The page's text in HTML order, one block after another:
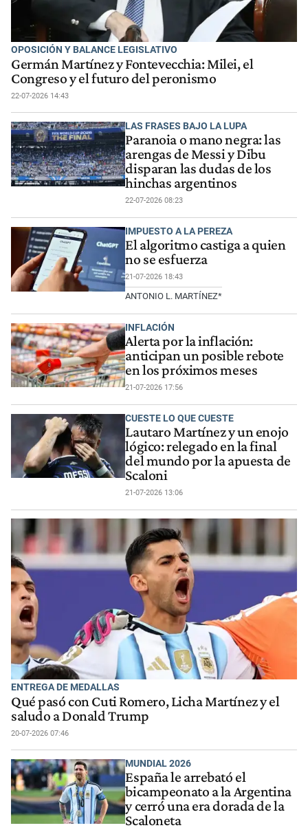
OPOSICIÓN Y BALANCE LEGISLATIVO
Germán Martínez y Fontevecchia: Milei, el
Congreso y el futuro del peronismo
22-07-2026 14:43
LAS FRASES BAJO LA LUPA
Paranoia o mano negra: las
arengas de Messi y Dibu
disparan las dudas de los
hinchas argentinos
22-07-2026 08:23
IMPUESTO A LA PEREZA
El algoritmo castiga a quien
no se esfuerza
21-07-2026 18:43
ANTONIO L. MARTÍNEZ*
INFLACIÓN
Alerta por la inflación:
anticipan un posible rebote
en los próximos meses
21-07-2026 17:56
CUESTE LO QUE CUESTE
Lautaro Martínez y un enojo
lógico: relegado en la final
del mundo por la apuesta de
Scaloni
21-07-2026 13:06
ENTREGA DE MEDALLAS
Qué pasó con Cuti Romero, Licha Martínez y el
saludo a Donald Trump
20-07-2026 07:46
MUNDIAL 2026
España le arrebató el
bicampeonato a la Argentina
y cerró una era dorada de la
Scaloneta